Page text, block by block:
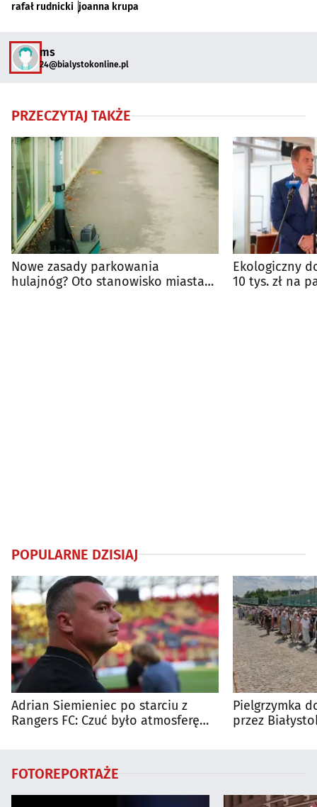
rafał rudnicki joanna krupa
ms
24@bialystokonline.pl
PRZECZYTAJ TAKŻE
Nowe zasady parkowania
hulajnóg? Oto stanowisko miasta
Ekologiczny
10 tys. zł na
POPULARNE DZISIAJ
Adrian Siemieniec po starciu z
Rangers FC: Czuć było atmosferę
Pielgrzymka
przez
FOTOREPORTAŻE